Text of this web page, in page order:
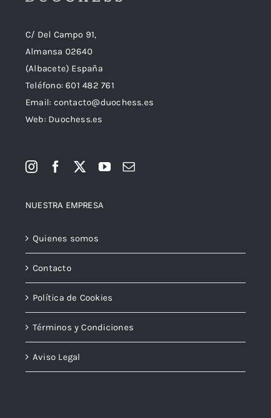
C/ Del Campo 91,
Almansa 02640
(Albacete) España
Teléfono:601 482 761
Email: contacto@duochess.es
Web: Duochess.es
NUESTRA EMPRESA
Quienes somos
Contacto
Política de Cookies
Términos y Condiciones
Aviso Legal